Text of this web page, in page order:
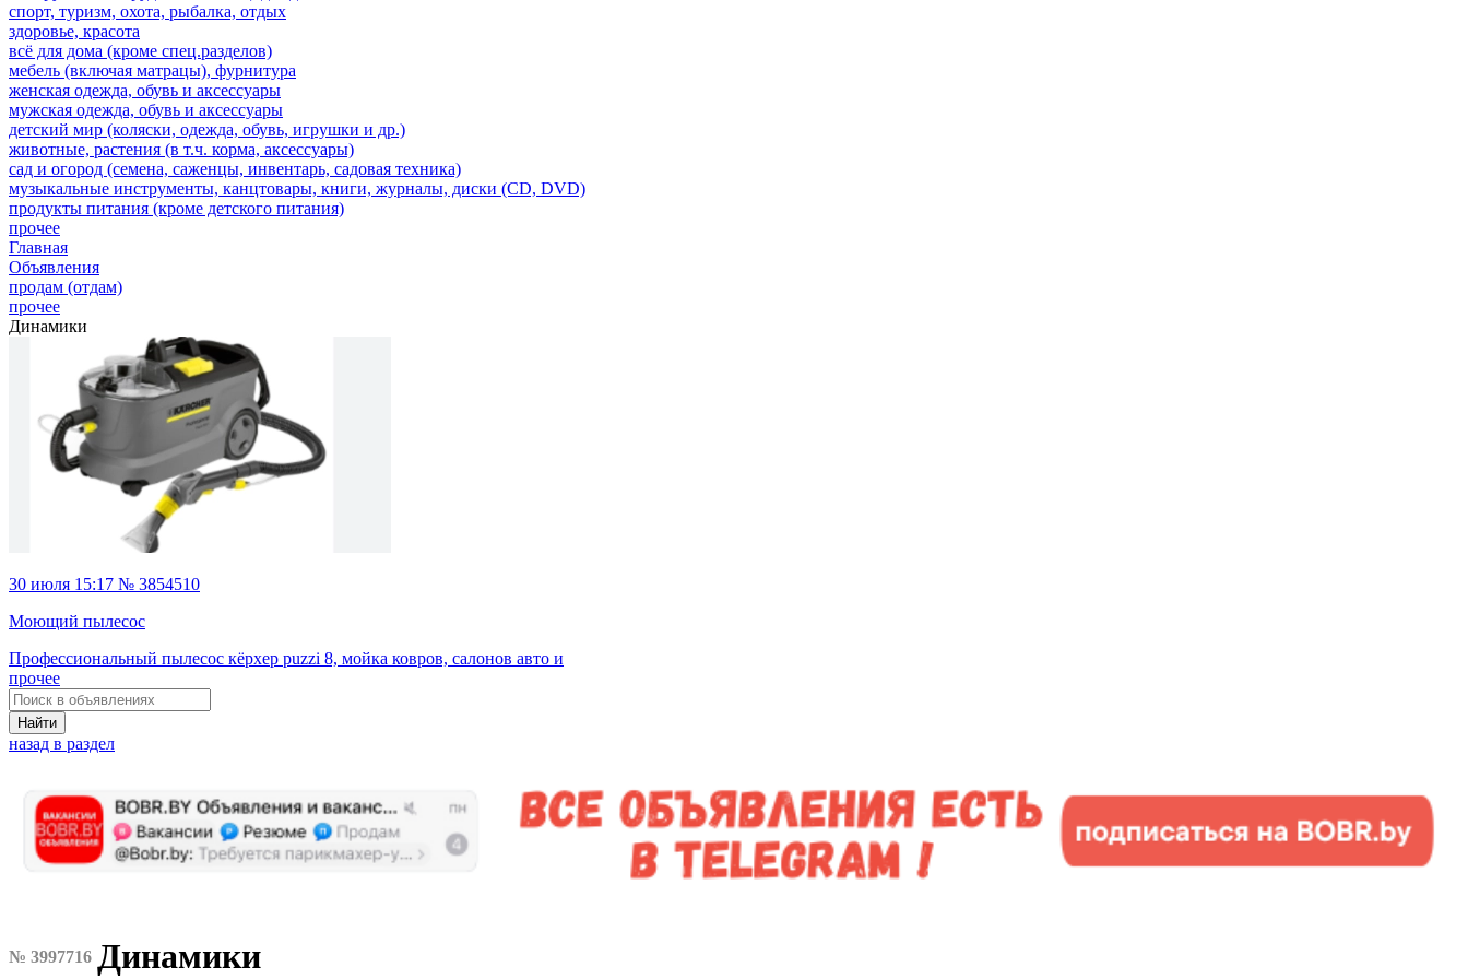
спорт, туризм, охота, рыбалка, отдых
здоровье, красота
всё для дома (кроме спец.разделов)
мебель (включая матрацы), фурнитура
женская одежда, обувь и аксессуары
мужская одежда, обувь и аксессуары
детский мир (коляски, одежда, обувь, игрушки и др.)
животные, растения (в т.ч. корма, аксессуары)
сад и огород (семена, саженцы, инвентарь, садовая техника)
музыкальные инструменты, канцтовары, книги, журналы, диски (CD, DVD)
продукты питания (кроме детского питания)
прочее
Главная
Объявления
продам (отдам)
прочее
Динамики
30 июля 15:17 № 3854510
Моющий пылесос
Профессиональный пылесос кёрхер puzzi 8, мойка ковров, салонов авто и
прочее
Найти
назад в раздел
№ 3997716 Динамики